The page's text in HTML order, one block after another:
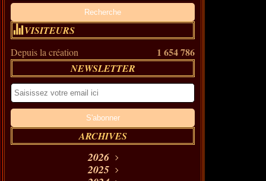
VISITEURS
Depuis la création 1 654 786
NEWSLETTER
ARCHIVES
2026
Août(11)
2025